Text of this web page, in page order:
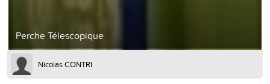
Perche Télescopique
Nicolas CONTRI